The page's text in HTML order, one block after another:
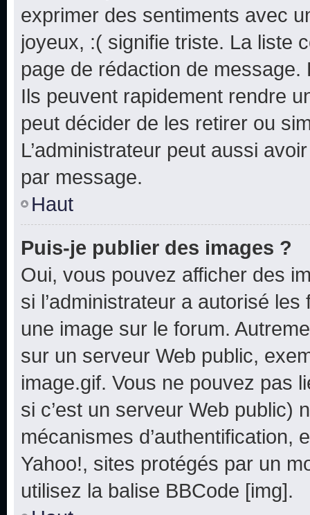
exprimer des sentiments avec
joyeux, :( signifie triste. La liste
page de rédaction de
Ils peuvent rapidement rendre
peut décider de les retirer ou
L’administrateur peut aussi
par message.
Haut
Puis-je publier des images ?
Oui, vous pouvez afficher des
si l’administrateur a autorisé
une image sur le forum.
sur un serveur Web public,
image.gif. Vous ne pouvez pas
si c’est un serveur Web public)
mécanismes d’authentification,
Yahoo!, sites protégés par un
utilisez la balise BBCode [img].